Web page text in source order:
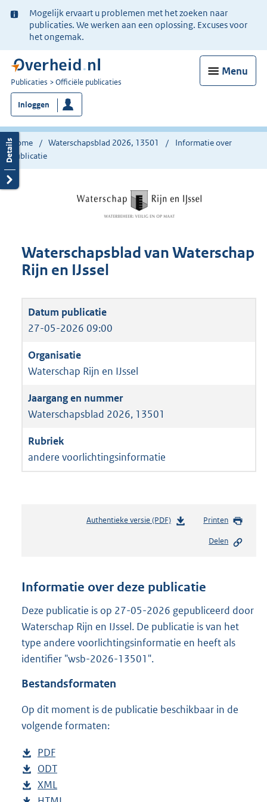
Ter
informatie:
Mogelijk ervaart u problemen met het zoeken naar
publicaties. We werken aan een oplossing. Excuses voor
het ongemak.
Menu
U
bent
nu
hier:
Publicaties Officiële publicaties
Inloggen
Home Waterschapsblad 2026, 13501
Informatie over
publicatie
Waterschapsblad van Waterschap
Rijn en IJssel
27-05-2026 09:00
Waterschap Rijn en IJssel
Waterschapsblad 2026, 13501
andere voorlichtingsinformatie
Authentieke versie (PDF)b
n
s
g
r
o
:
Printen
Delen
Informatie over deze publicatie
Deze publicatie is op 27-05-2026 gepubliceerd door
Waterschap Rijn en IJssel. De publicatie is van het
type andere voorlichtingsinformatie en heeft als
identifier "wsb-2026-13501".
Bestandsformaten
Op dit moment is de publicatie beschikbaar in de
volgende formaten:
D
o
w
PDF
e
s
D
o
ODT
D
XML